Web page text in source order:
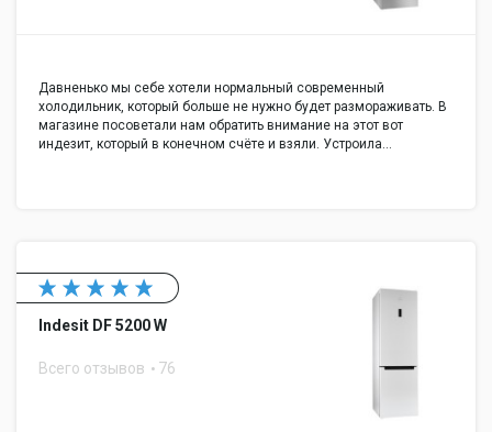
Давненько мы себе хотели нормальный современный
холодильник, который больше не нужно будет размораживать. В
магазине посоветали нам обратить внимание на этот вот
индезит, который в конечном счёте и взяли. Устроила…
Indesit DF 5200 W
Всего отзывов 76